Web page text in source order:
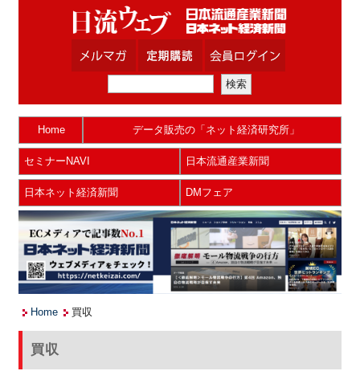
Home データ販売の「ネット経済研究所」
セミナーNAVI 日本流通産業新聞
日本ネット経済新聞 DMフェア
Home 買収
買収